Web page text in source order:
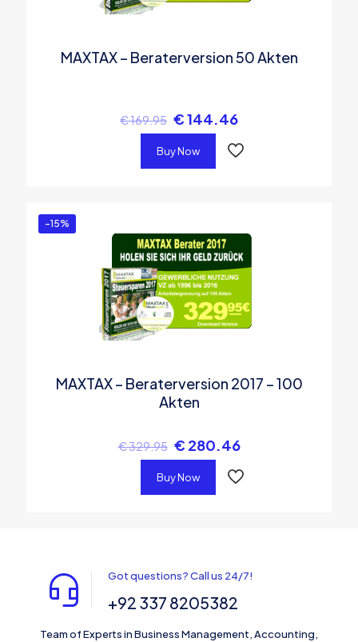
MAXTAX – Beraterversion 50 Akten
€169.95 €144.46
Buy Now
-15%
MAXTAX – Beraterversion 2017 – 100
Akten
€329.95 € 280.46
Buy Now
Got questions? Call us 24/7!
+92 337 8205382
Team of Experts in Business Management, Accounting,